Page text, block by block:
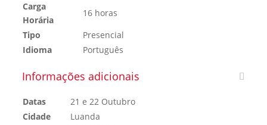
Carga
Horária
16 horas
Tipo
Presencial
Idioma
Português
Informações adicionais
Datas
21 e 22 Outubro
Cidade
Luanda